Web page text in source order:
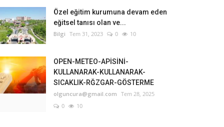
Özel eğitim kurumuna devam eden
eğitsel tanısı olan ve...
Bilgi Tem 31, 2023 0 10
OPEN-METEO-APİSİNİ-
KULLANARAK-KULLANARAK-
SICAKLIK-RĞZGAR-GÖSTERME
olguncura@gmail.com Tem 28, 2025
0
10